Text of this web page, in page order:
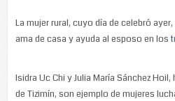
La mujer rural, cuyo día de celebró
ama de casa y ayuda al esposo en los
Isidra Uc Chi y Julia María Sánchez
de Tizimín, son ejemplo de mujeres